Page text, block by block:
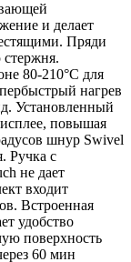
и делает
Пряди
стержня.
80-210°C для
нагрев
Установленный
повышая
шнур Swivel
Ручка с
не дает
входит
Встроенная
удобство
поверхность
60 мин